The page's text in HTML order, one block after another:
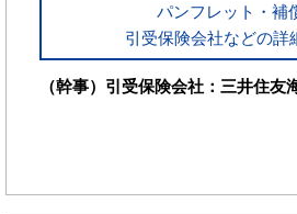
パンフレット・補
引受保険会社などの詳
（幹事）引受保険会社：三井住友